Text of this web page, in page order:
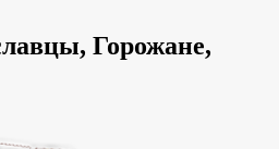
Горожане,